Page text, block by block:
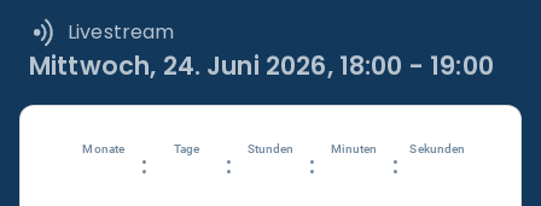
Livestream
Mittwoch, 24. Juni 2026, 18:00 - 19:00
Monate : Tage : Stunden : Minuten : Sekunden